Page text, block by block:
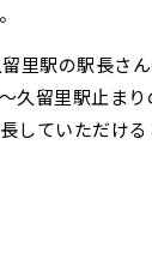
里駅の駅長さ
久留里駅止ま
していただける